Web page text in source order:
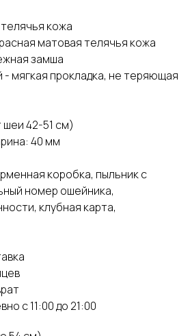
кожа
матовая телячья кожа
замша
- мягкая прокладка, не теряющая
шеи 42-51 см)
40 мм
коробка, пыльник с
номер ошейника,
клубная карта,
с 11:00 до 21:00